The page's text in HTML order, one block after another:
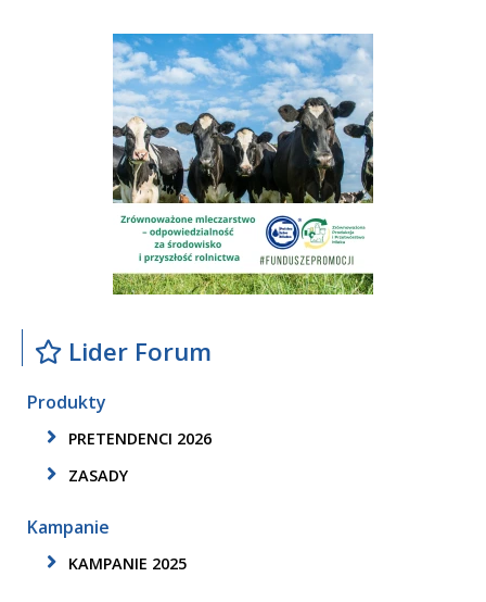
Lider Forum
Produkty
PRETENDENCI 2026
ZASADY
Kampanie
KAMPANIE 2025